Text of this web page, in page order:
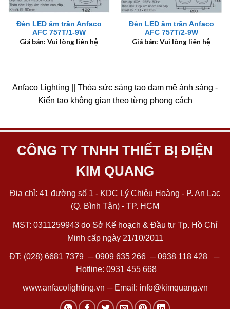
Đèn LED âm trần Anfaco
AFC 757T/1-9W
Giá bán: Vui lòng liên hệ
Đèn LED âm trần Anfaco
AFC 757T/2-9W
Giá bán: Vui lòng liên hệ
Anfaco Lighting || Thỏa sức sáng tạo đam mê ánh sáng -
Kiến tạo không gian theo từng phong cách
CÔNG TY TNHH THIẾT BỊ ĐIỆN
KIM QUANG
Địa chỉ: 41 đường số 1 - KDC Lý Chiêu Hoàng - P. An Lạc
(Q. Bình Tân) - TP. HCM
MST: 0311259943 do Sở Kế hoạch & Đầu tư Tp. Hồ Chí
Minh cấp ngày 21/10/2011
ĐT: (028) 6681 7379 ─0909 635 266─0938 118 428─
Hotline: 0931 455 668
www.anfacolighting.vn ─ Email: info@kimquang.vn